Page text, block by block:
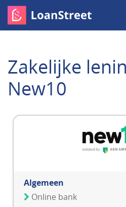
Zakelijke
New10
Algemeen
Online bank